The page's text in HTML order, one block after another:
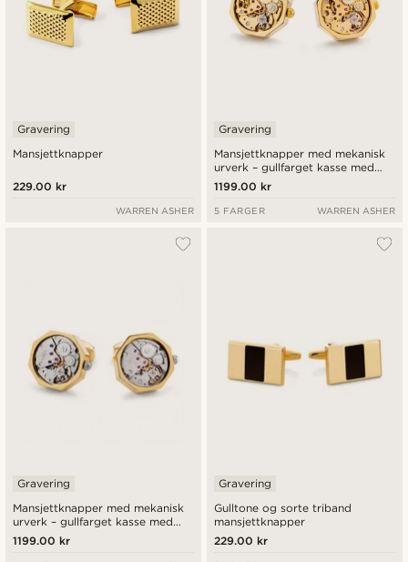
Mansjettknapper
Gravering
229.00 kr
WARREN ASHER
Mansjettknapper med mekanisk
urverk – gullfarget kasse med
gullfarget skive
Gravering
1199.00 kr
5 FARGER WARREN ASHER
Mansjettknapper med mekanisk
urverk – gullfarget kasse med
sølvfarget skive
Gravering
1199.00 kr
Gulltone og sorte triband
mansjettknapper
Gravering
229.00 kr